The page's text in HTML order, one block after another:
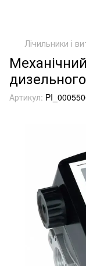
Лічильники і
Артикул: